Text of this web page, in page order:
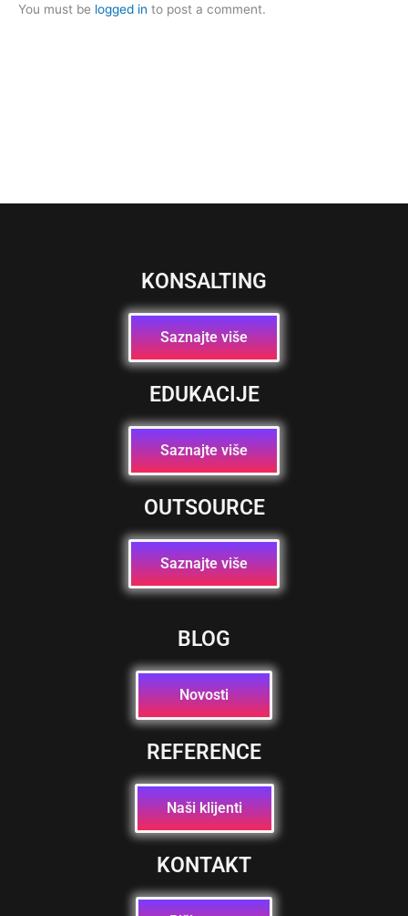
You must be logged in to post a comment.
KONSALTING
Saznajte više
EDUKACIJE
Saznajte više
OUTSOURCE
Saznajte više
BLOG
Novosti
REFERENCE
Naši klijenti
KONTAKT